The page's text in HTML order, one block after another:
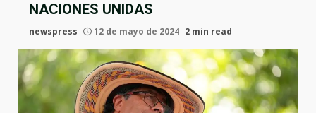
NACIONES UNIDAS
newspress 12 de mayo de 2024 2 min read